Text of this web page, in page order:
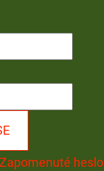
Zapomenuté heslo